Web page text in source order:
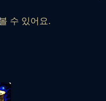
수 있어요.